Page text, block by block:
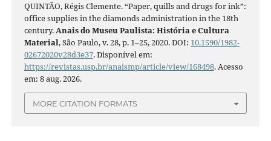
QUINTÃO, Régis Clemente. “Paper, quills and drugs for ink”:
office supplies in the diamonds administration in the 18th
century.Anais do Museu Paulista: História e Cultura
Material, São Paulo, v. 28, p. 1–25, 2020. DOI: 10.1590/1982-
02672020v28d3e37. Disponível em:
https://revistas.usp.br/anaismp/article/view/168498. Acesso
em: 8 aug. 2026.
MORE CITATION FORMATS